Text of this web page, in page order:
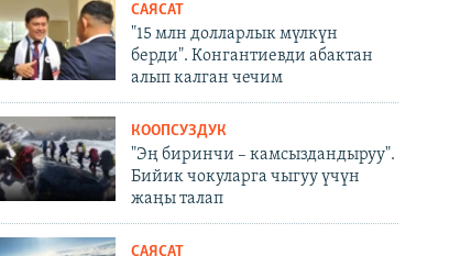
САЯСАТ
"15 млн долларлык мүлкүн
берди". Конгантиевди абактан
алып калган чечим
КООПСУЗДУК
"Эң биринчи – камсыздандыруу".
Бийик чокуларга чыгуу үчүн
жаңы талап
САЯСАТ